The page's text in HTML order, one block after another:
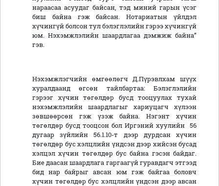
нараасаа асуудаг байсан, тэд миний гарын үсэг
биш байна гэж байсан. Нотариатын үйлдэл
хүчингүй болсон тул бэлэглэлийн гэрээ хүчингүй
юм. Нэхэмжлэлийн шаардлагаа дэмжиж байна”
гэв.
Нэхэмжлэгчийн өмгөөлөгч Д.Пүрэвлхам шүүх
хуралдаанд өгсөн тайлбартаа: Бэлэглэлийн
гэрээг хүчин төгөлдөр бусд тооцуулах тухай
нэхэмжлэлийн шаардлагыг хариуцагч хүлээн
зөвшөөрсөн гэж үзэж байна. Нэгэнт хүчин
төгөлдөр бусд тооцсон бол Иргэний хуулийн 56
дугаар зүйлийн 56.1.10-т дээр дурдсан хүчин
төгөлдөр бус хэлцлийн үндсэн дээр хийсэн бусад
хэлцэл хүчин төгөлдөр бус байна гэсэн байдаг.
Бие даасан шаардлага гаргаагүй гуравдагч этгээд
бид нар байрыг авсан юм гэж байгаа боловч
хүчин төгөлдөр бус хэлцлийн үндсэн дээр авсан